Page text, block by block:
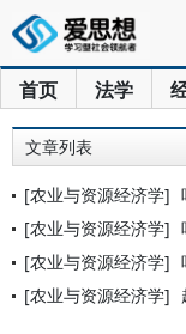
首页 法学
文章列表
[农业与资源经济学]
[农业与资源经济学]
[农业与资源经济学]
[农业与资源经济学]